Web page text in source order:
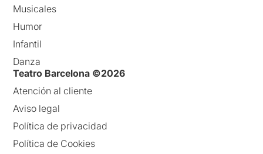
Musicales
Humor
Infantil
Danza
Teatro Barcelona ©2026
Atención al cliente
Aviso legal
Política de privacidad
Política de Cookies